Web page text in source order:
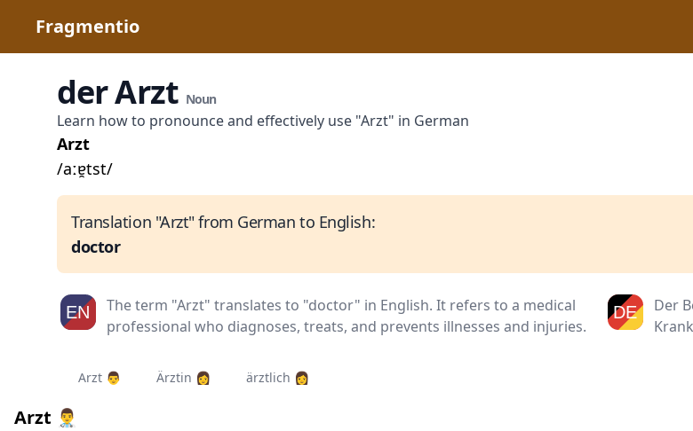
Fragmentio
der Arzt Noun
Learn how to pronounce and effectively use "Arzt" in German
Arzt
/aːɐ̯tst/
Translation "Arzt" from German to English:
doctor
The term "Arzt" translates to "doctor" in English. It refers to a medical
professional who diagnoses, treats, and prevents illnesses and injuries.
Der
Arzt 👨‍ Ärztin 👩‍ ärztlich 👩‍
Arzt 👨‍⚕